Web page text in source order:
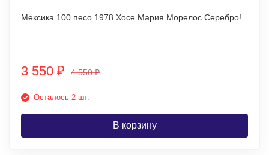
Мексика 100 песо 1978 Хосе Мария Морелос Серебро!
3 550 ₽ 4 550₽
Осталось 2 шт.
В корзину